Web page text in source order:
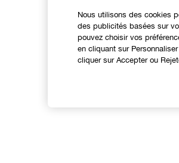
Nous utilisons des cookies
des publicités basées sur
pouvez choisir vos
en cliquant sur
cliquer sur Accepter ou